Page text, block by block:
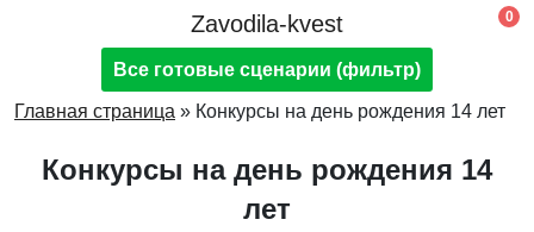
Zavodila-kvest 0
Все готовые сценарии (фильтр)
Главная страница » Конкурсы на день рождения 14 лет
Конкурсы на день рождения 14
лет